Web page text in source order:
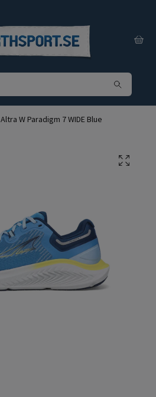
Altra W Paradigm 7 WIDE Blue